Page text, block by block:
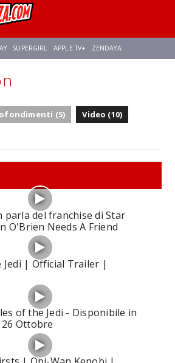
SUPERGIRL APPLE TV+ ZENDAYA
DOOMSDAY
(5) Video (10)
parla del franchise di Star
O'Brien Needs A Friend
Jedi | Official Trailer |
of the Jedi - Disponibile in
26 Ottobre